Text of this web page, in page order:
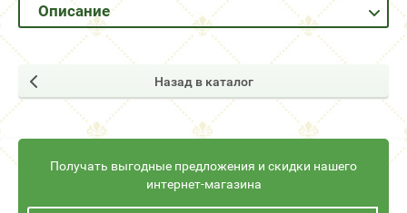
Описание
Назад в каталог
Получать выгодные предложения и скидки нашего
интернет-магазина